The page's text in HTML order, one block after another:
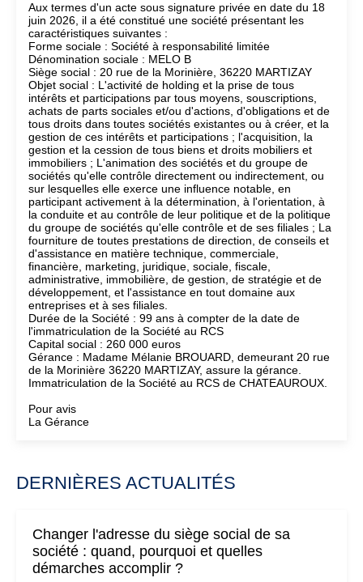
Aux termes d'un acte sous signature privée en date du 18
juin 2026, il a été constitué une société présentant les
caractéristiques suivantes :
Forme sociale : Société à responsabilité limitée
Dénomination sociale : MELO B
Siège social : 20 rue de la Morinière, 36220 MARTIZAY
Objet social : L'activité de holding et la prise de tous
intérêts et participations par tous moyens, souscriptions,
achats de parts sociales et/ou d'actions, d'obligations et de
tous droits dans toutes sociétés existantes ou à créer, et la
gestion de ces intérêts et participations ; l'acquisition, la
gestion et la cession de tous biens et droits mobiliers et
immobiliers ; L'animation des sociétés et du groupe de
sociétés qu'elle contrôle directement ou indirectement, ou
sur lesquelles elle exerce une influence notable, en
participant activement à la détermination, à l'orientation, à
la conduite et au contrôle de leur politique et de la politique
du groupe de sociétés qu'elle contrôle et de ses filiales ; La
fourniture de toutes prestations de direction, de conseils et
d'assistance en matière technique, commerciale,
financière, marketing, juridique, sociale, fiscale,
administrative, immobilière, de gestion, de stratégie et de
développement, et l'assistance en tout domaine aux
entreprises et à ses filiales.
Durée de la Société : 99 ans à compter de la date de
l'immatriculation de la Société au RCS
Capital social : 260 000 euros
Gérance : Madame Mélanie BROUARD, demeurant 20 rue
de la Morinière 36220 MARTIZAY, assure la gérance.
Immatriculation de la Société au RCS de CHATEAUROUX.
Pour avis
La Gérance
DERNIÈRES ACTUALITÉS
Changer l'adresse du siège social de sa
société : quand, pourquoi et quelles
démarches accomplir ?